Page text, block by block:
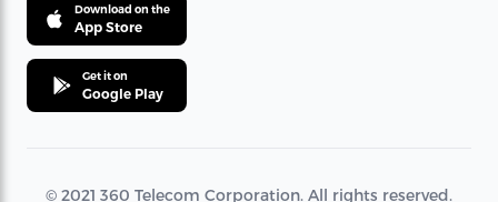
Download on the
App Store
Get it on
Google Play
© 2021 360 Telecom Corporation. All rights reserved.